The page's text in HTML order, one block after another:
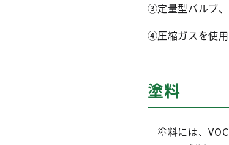
③定量型バルブ
④圧縮ガスを使
塗料
塗料には、